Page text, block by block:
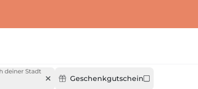
deiner Stadt
Geschenkgutschein